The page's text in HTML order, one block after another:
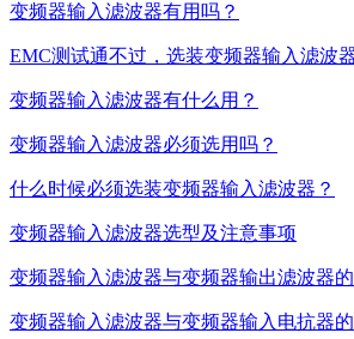
变频器输入滤波器有用吗？
EMC测试通不过，选装变频器输入滤波
变频器输入滤波器有什么用？
变频器输入滤波器必须选用吗？
什么时候必须选装变频器输入滤波器？
变频器输入滤波器选型及注意事项
变频器输入滤波器与变频器输出滤波器的
变频器输入滤波器与变频器输入电抗器